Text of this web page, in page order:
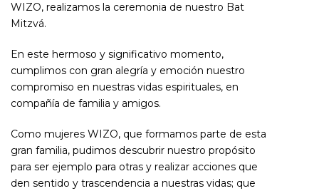
WIZO, realizamos la ceremonia de nuestro Bat
Mitzvá.
En este hermoso y significativo momento,
cumplimos con gran alegría y emoción nuestro
compromiso en nuestras vidas espirituales, en
compañía de familia y amigos.
Como mujeres WIZO, que formamos parte de esta
gran familia, pudimos descubrir nuestro propósito
para ser ejemplo para otras y realizar acciones que
den sentido y trascendencia a nuestras vidas; que